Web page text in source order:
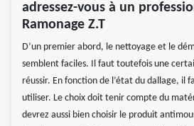
adressez-vous à un
Ramonage Z.T
D’un premier abord, le nettoyage et le
semblent faciles. Il faut toutefois une
réussir. En fonction de l’état du dallage, il
utiliser. Le choix doit tenir compte du
devrez aussi bien choisir le produit